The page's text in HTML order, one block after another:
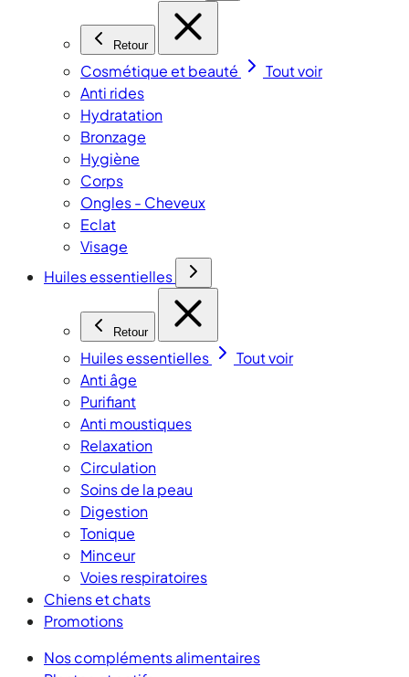
Retour
Cosmétique et beauté
Tout voir
Anti rides
Hydratation
Bronzage
Hygiène
Corps
Ongles - Cheveux
Eclat
Visage
Huiles essentielles
Retour
Huiles essentielles
Tout voir
Anti âge
Purifiant
Anti moustiques
Relaxation
Circulation
Soins de la peau
Digestion
Tonique
Minceur
Voies respiratoires
Chiens et chats
Promotions
Nos compléments alimentaires